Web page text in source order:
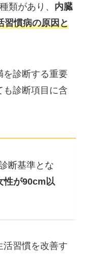
類があり、 内臓
習慣病の原因と
を診断する重要
も診断項目に含
断基準とな
性が90cm以
活習慣を改善す